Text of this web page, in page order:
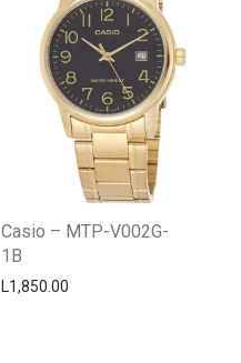
Casio – MTP-V002G-
1B
L1,850.00